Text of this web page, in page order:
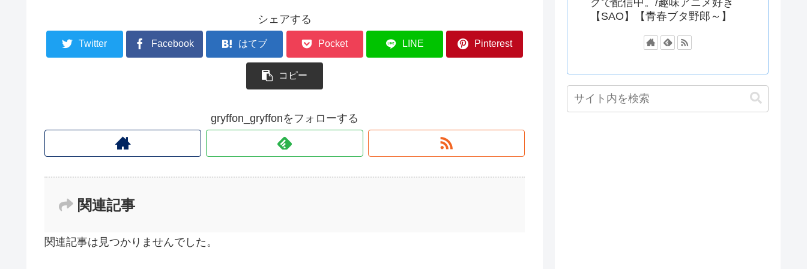
シェアする
Twitter Facebook はてブ Pocket LINE Pinterest
コピー
gryffon_gryffonをフォローする
関連記事
関連記事は見つかりませんでした。
【SAO】【青春ブタ野郎～】